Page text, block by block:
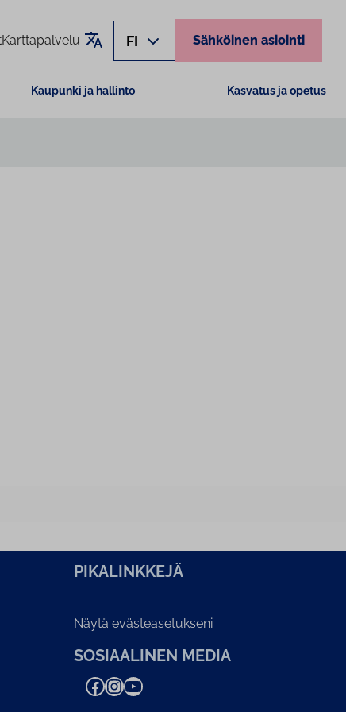
Karttapalvelu Käännä sivu
FI Sähköinen asiointi
Kaupunki ja hallinto Kasvatus ja opetus
PI­KA­LINK­KE­JÄ
Näytä evästeasetukseni
SOSIAALINEN MEDIA
Facebook InstagramYouTube